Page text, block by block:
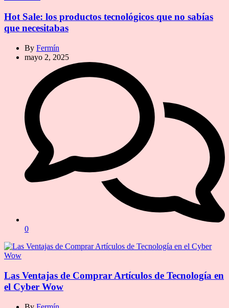
Hot Sale: los productos tecnológicos que no sabías
que necesitabas
By Fermín
mayo 2, 2025
0
Las Ventajas de Comprar Artículos de Tecnología en
el Cyber Wow